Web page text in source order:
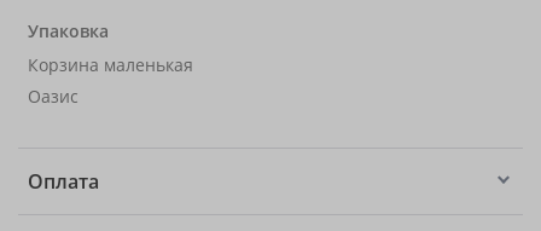
Упаковка
Корзина маленькая
Оазис
Оплата